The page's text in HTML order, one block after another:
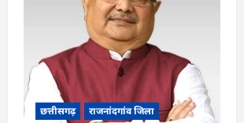
मामला:
छत्तीसगढ़
क्रिश्चियन
फोरम
के
अध्यक्ष
अरुण
पन्नालाल
की
जमानत
खारिज
छत्तीसगढ़ राजनांदगांव जिला